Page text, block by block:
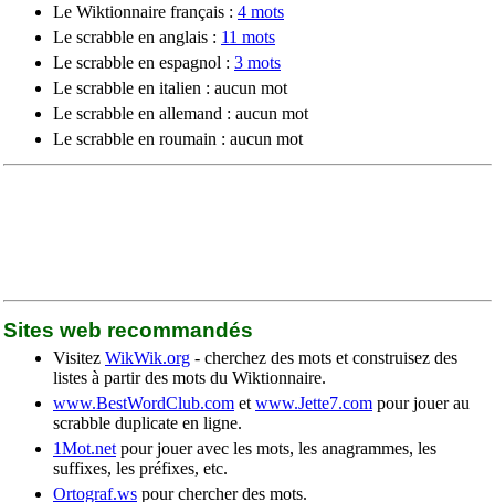
Le Wiktionnaire français : 4 mots
Le scrabble en anglais : 11 mots
Le scrabble en espagnol : 3 mots
Le scrabble en italien : aucun mot
Le scrabble en allemand : aucun mot
Le scrabble en roumain : aucun mot
Sites web recommandés
Visitez WikWik.org - cherchez des mots et construisez des
listes à partir des mots du Wiktionnaire.
www.BestWordClub.com et www.Jette7.com pour jouer au
scrabble duplicate en ligne.
1Mot.net pour jouer avec les mots, les anagrammes, les
suffixes, les préfixes, etc.
Ortograf.ws pour chercher des mots.